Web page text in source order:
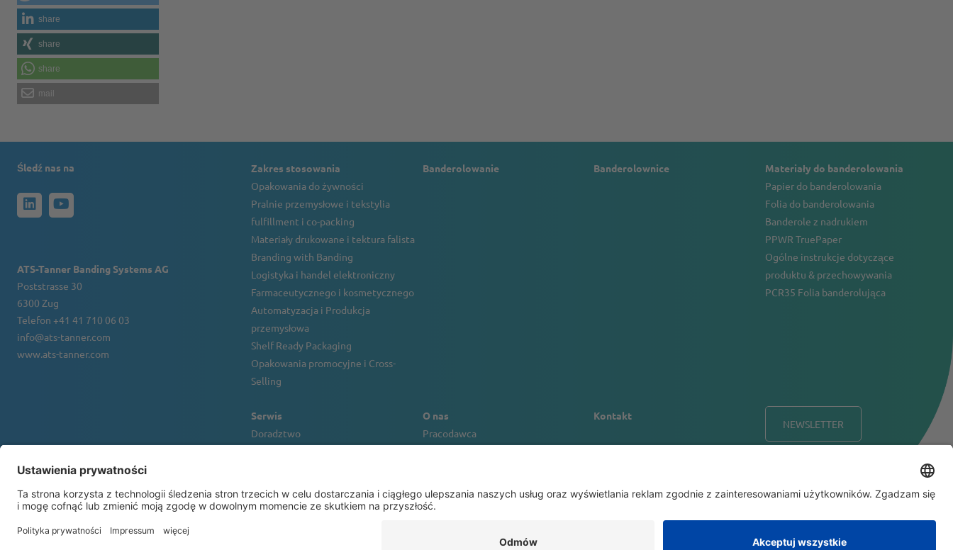
share
share
share
mail
Śledź nas na
ATS-Tanner Banding Systems AG
Poststrasse 30
6300 Zug
Telefon +41 41 710 06 03
info@ats-tanner.com
www.ats-tanner.com
Zakres stosowania
Opakowania do żywności
Pralnie przemysłowe i tekstylia
fulfillment i co-packing
Materiały drukowane i tektura falista
Branding with Banding
Logistyka i handel elektroniczny
Farmaceutycznego i kosmetycznego
Automatyzacja i Produkcja
przemysłowa
Shelf Ready Packaging
Opakowania promocyjne i Cross-
Selling
Banderolowanie Banderolownice
Materiały do banderolowania
Papier do banderolowania
Folia do banderolowania
Banderole z nadrukiem
PPWR TruePaper
Ogólne instrukcje dotyczące
produktu & przechowywania
PCR35 Folia banderolująca
Serwis
Doradztwo
Solution Center
O nas
Pracodawca
Kontakt
NEWSLETTER